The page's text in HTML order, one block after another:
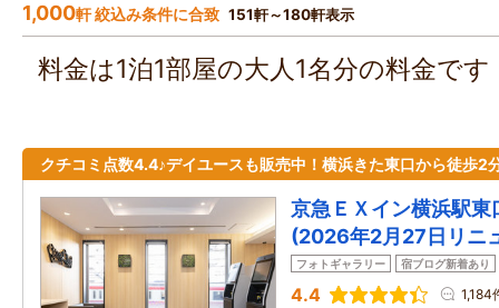
1,000軒 絞込み条件に合致 151軒～180軒表示
料金は1泊1部屋の大人1名分の料金で
クチコミ点数4.4♪デイユースも販売中！横浜きた東口から徒歩2
京急ＥＸイン横浜駅
(2026年2月27日リニ
フォトギャラリー 宿ブログ新着あり
4.4 1,184